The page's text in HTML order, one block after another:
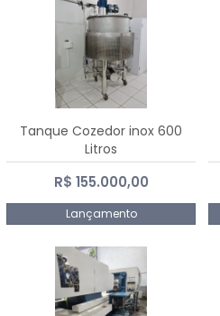
Tanque Cozedor inox 600
Litros
R$ 155.000,00
Lançamento